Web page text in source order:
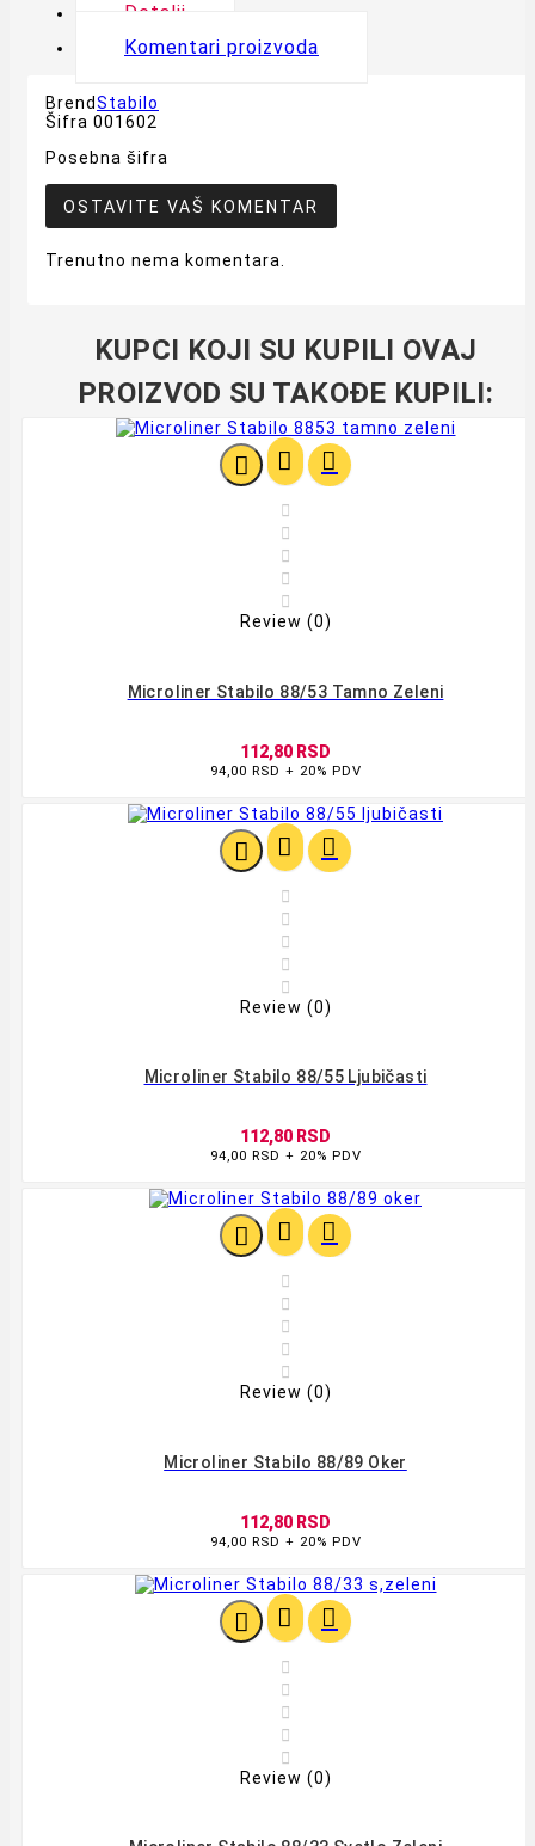
Detalji
Komentari proizvoda
BrendStabilo
Šifra 001602
Posebna šifra
OSTAVITE VAŠ KOMENTAR
Trenutno nema komentara.
KUPCI KOJI SU KUPILI OVAJ
PROIZVOD SU TAKOĐE KUPILI:
  





Review (0)
Microliner Stabilo 88/53 Tamno Zeleni
112,80 RSD
94,00 RSD + 20% PDV
  





Review (0)
Microliner Stabilo 88/55 Ljubičasti
112,80 RSD
94,00 RSD + 20% PDV
  





Review (0)
Microliner Stabilo 88/89 Oker
112,80 RSD
94,00 RSD + 20% PDV
  





Review (0)